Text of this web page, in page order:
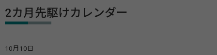
2カ月先駆けカレンダー
10月10日